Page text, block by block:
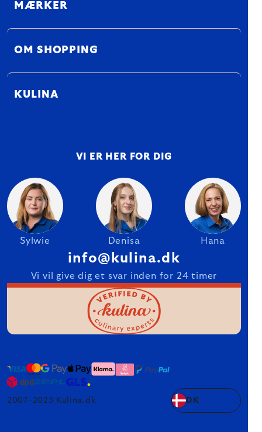
MÆRKER
OM SHOPPING
KULINA
VI ER HER FOR DIG
Sylwie Denisa Hana
info@kulina.dk
Vi vil give dig et svar inden for 24 timer
2007–2025 Kulina.dk DK